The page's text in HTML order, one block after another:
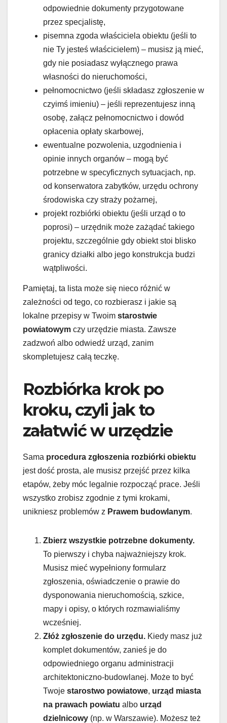
odpowiednie dokumenty przygotowane
przez specjalistę,
pisemna zgoda właściciela obiektu (jeśli to
nie Ty jesteś właścicielem) – musisz ją mieć,
gdy nie posiadasz wyłącznego prawa
własności do nieruchomości,
pełnomocnictwo (jeśli składasz zgłoszenie w
czyimś imieniu) – jeśli reprezentujesz inną
osobę, załącz pełnomocnictwo i dowód
opłacenia opłaty skarbowej,
ewentualne pozwolenia, uzgodnienia i
opinie innych organów – mogą być
potrzebne w specyficznych sytuacjach, np.
od konserwatora zabytków, urzędu ochrony
środowiska czy straży pożarnej,
projekt rozbiórki obiektu (jeśli urząd o to
poprosi) – urzędnik może zażądać takiego
projektu, szczególnie gdy obiekt stoi blisko
granicy działki albo jego konstrukcja budzi
wątpliwości.
Pamiętaj, ta lista może się nieco różnić w
zależności od tego, co rozbierasz i jakie są
lokalne przepisy w Twoim starostwie
powiatowym czy urzędzie miasta. Zawsze
zadzwoń albo odwiedź urząd, zanim
skompletujesz całą teczkę.
Rozbiórka krok po
kroku, czyli jak to
załatwić w urzędzie
Sama procedura zgłoszenia rozbiórki obiektu
jest dość prosta, ale musisz przejść przez kilka
etapów, żeby móc legalnie rozpocząć prace. Jeśli
wszystko zrobisz zgodnie z tymi krokami,
unikniesz problemów z Prawem budowlanym.
Zbierz wszystkie potrzebne dokumenty.
To pierwszy i chyba najważniejszy krok.
Musisz mieć wypełniony formularz
zgłoszenia, oświadczenie o prawie do
dysponowania nieruchomością, szkice,
mapy i opisy, o których rozmawialiśmy
wcześniej.
Złóż zgłoszenie do urzędu. Kiedy masz już
komplet dokumentów, zanieś je do
odpowiedniego organu administracji
architektoniczno-budowlanej. Może to być
Twoje starostwo powiatowe, urząd miasta
na prawach powiatu albo urząd
dzielnicowy (np. w Warszawie). Możesz też